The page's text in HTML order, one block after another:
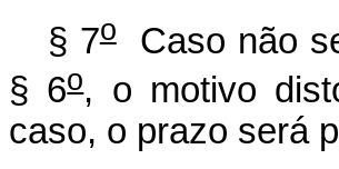
§ 7oCaso não
§ 6o, o motivo
caso, o prazo será